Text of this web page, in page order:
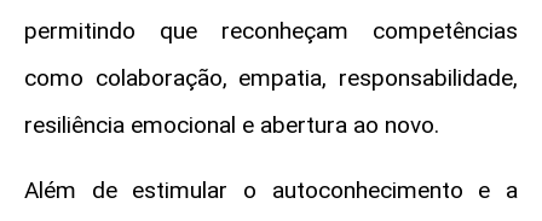
permitindo que reconheçam competências
como colaboração, empatia, responsabilidade,
resiliência emocional e abertura ao novo.
Além de estimular o autoconhecimento e a